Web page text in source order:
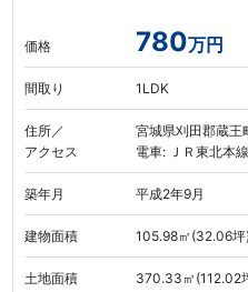
価格 780万円
間取り 1LDK
住所／
アクセス
宮城県刈田郡蔵王
電車: ＪＲ東北本
築年月 平成2年9月
建物面積 105.98㎡(32.06坪)
土地面積 370.33㎡(112.02